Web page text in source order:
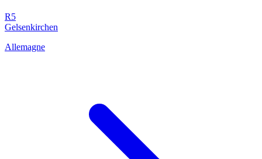
R5
Gelsenkirchen
Allemagne